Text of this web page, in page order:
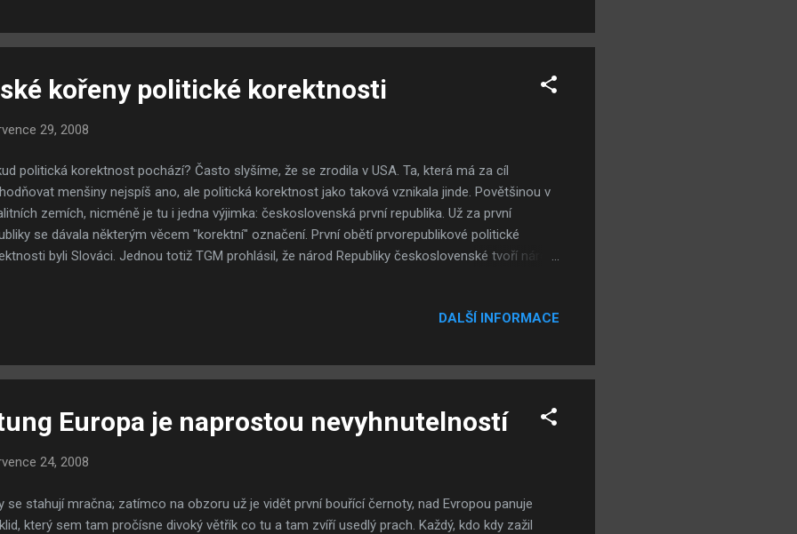
pracovně pevněji "usadil". Po osmi letec...
kořeny politické korektnosti
29, 2008
politická korektnost pochází? Často slyšíme, že se zrodila v USA. Ta, která má za cíl
menšiny nejspíš ano, ale politická korektnost jako taková vznikala jinde. Povětšinou v
zemích, nicméně je tu i jedna výjimka: československá první republika. Už za první
se dávala některým věcem "korektní" označení. První obětí prvorepublikové politické
byli Slováci. Jednou totiž TGM prohlásil, že národ Republiky československé tvoří národ
Kdo tehdy používal termín "Slováci" s významem etnickým, nikoliv s významem zemské
vzpomínat nemohou, protože byli-li Čechy, netýkala se jich; respektive neohrožovala je. Pokud
DALŠÍ INFORMACE
Europa je naprostou nevyhnutelností
24, 2008
se stahují mračna; zatímco na obzoru už je vidět první bouřící černoty, nad Evropou panuje
který sem tam pročísne divoký větřík co tu a tam zvíří usedlý prach. Každý, kdo kdy zažil